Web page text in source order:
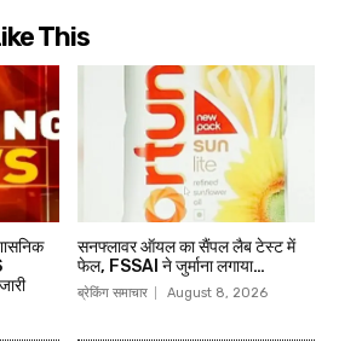
This
सनफ्लावर ऑयल का सैंपल लैब टेस्ट में
फेल, FSSAI ने जुर्माना लगाया…
ब्रेकिंग समाचार August 8, 2026